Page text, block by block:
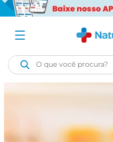
O que você procura?